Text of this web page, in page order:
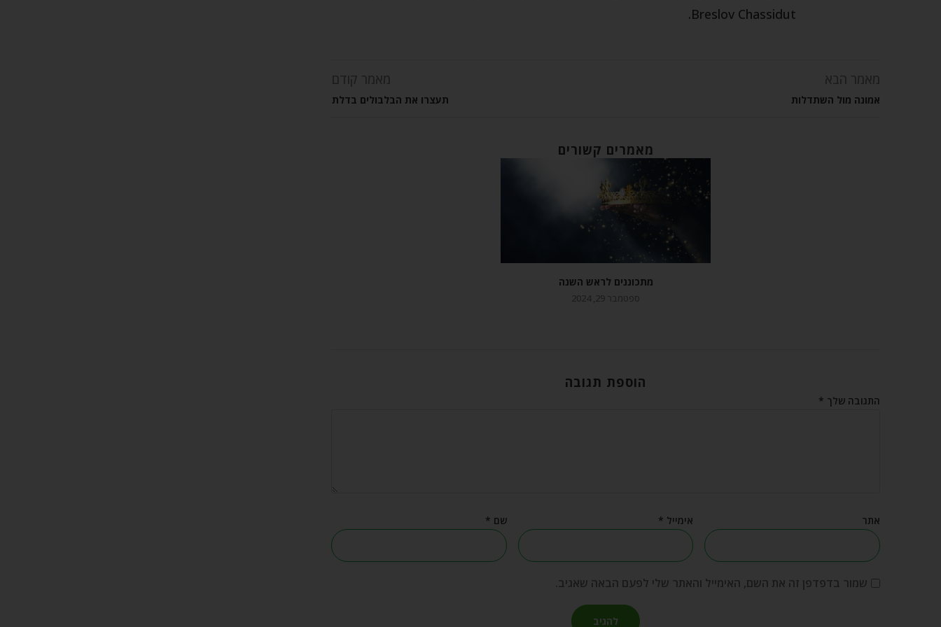
Breslov Chassidut.
מאמר הבא
אמונה מול השתדלות
מאמר קודם
תעצרו את הבלבולים בדלת
מאמרים קשורים
מתכוננים לראש השנה
ספטמבר 29, 2024
הוספת תגובה
התגובה שלך *
שם * אימייל * אתר
שמור בדפדפן זה את השם, האימייל והאתר שלי לפעם הבאה שאגיב.